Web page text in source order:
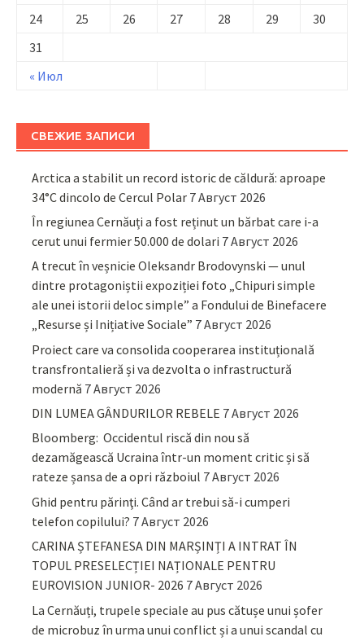
« Июл
24
25 26 27 28 29
30
31
СВЕЖИЕ ЗАПИСИ
Arctica a stabilit un record istoric de căldură: aproape
34°C dincolo de Cercul Polar 7 Август 2026
În regiunea Cernăuți a fost reținut un bărbat care i-a
cerut unui fermier 50.000 de dolari 7 Август 2026
A trecut în veșnicie Oleksandr Brodovynski — unul
dintre protagoniștii expoziției foto „Chipuri simple
ale unei istorii deloc simple” a Fondului de Binefacere
„Resurse și Inițiative Sociale” 7 Август 2026
Proiect care va consolida cooperarea instituțională
transfrontalieră și va dezvolta o infrastructură
modernă 7 Август 2026
DIN LUMEA GÂNDURILOR REBELE 7 Август 2026
Bloomberg: Occidentul riscă din nou să
dezamăgească Ucraina într-un moment critic și să
rateze șansa de a opri războiul 7 Август 2026
Ghid pentru părinţi. Când ar trebui să-i cumperi
telefon copilului? 7 Август 2026
CARINA ȘTEFANESA DIN MARȘINȚI A INTRAT ÎN
TOPUL PRESELECȚIEI NAȚIONALE PENTRU
EUROVISION JUNIOR- 2026 7 Август 2026
La Cernăuți, trupele speciale au pus cătușe unui șofer
de microbuz în urma unui conflict și a unui scandal cu